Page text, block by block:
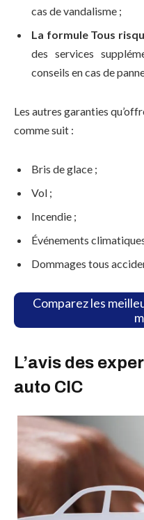
cas de vandalisme ;
La formule Tous
des services
conseils en cas de
Les autres garanties
comme suit :
Bris de glace ;
Vol ;
Incendie ;
Événements
Dommages tous
Comparez les
L’avis des
auto CIC